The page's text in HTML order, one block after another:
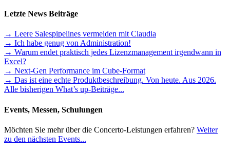
Letzte News Beiträge
→ Leere Salespipelines vermeiden mit Claudia
→ Ich habe genug von Administration!
→ Warum endet praktisch jedes Lizenzmanagement irgendwann in
Excel?
→ Next-Gen Performance im Cube-Format
→ Das ist eine echte Produktbeschreibung. Von heute. Aus 2026.
Alle bisherigen What’s up-Beiträge...
Events, Messen, Schulungen
Möchten Sie mehr über die Concerto-Leistungen erfahren? Weiter
zu den nächsten Events...